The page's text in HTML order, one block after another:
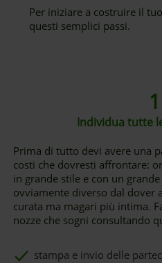
Per iniziare a costruire il
questi semplici passi.
1
Individua tutte
Prima di tutto devi avere una
costi che dovresti affrontare:
in grande stile e con un
ovviamente diverso dal dover
curata ma magari più intima.
nozze che sogni consultando
stampa e invio delle